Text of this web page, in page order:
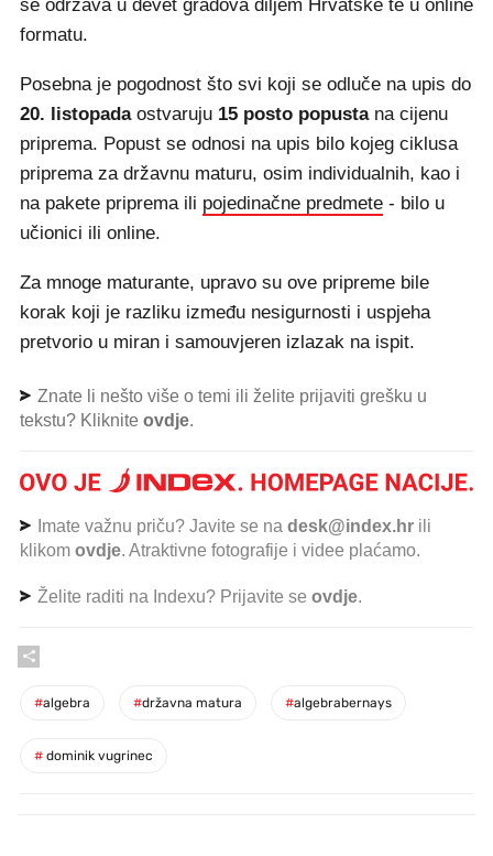
se održava u devet gradova diljem Hrvatske te u online
formatu.
Posebna je pogodnost što svi koji se odluče na upis do
20. listopadaostvaruju 15 posto popustana cijenu
priprema. Popust se odnosi na upis bilo kojeg ciklusa
priprema za državnu maturu, osim individualnih, kao i
na pakete priprema ili pojedinačne predmete - bilo u
učionici ili online.
Za mnoge maturante, upravo su ove pripreme bile
korak koji je razliku između nesigurnosti i uspjeha
pretvorio u miran i samouvjeren izlazak na ispit.
Znate li nešto više o temi ili želite prijaviti grešku u
tekstu? Kliknite ovdje.
Imate važnu priču? Javite se na desk@index.hr ili
klikom ovdje. Atraktivne fotografije i videe plaćamo.
Želite raditi na Indexu? Prijavite se ovdje.
#algebra #državna matura #algebrabernays
# dominik vugrinec